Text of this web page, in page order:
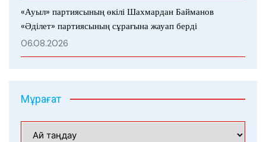
«Ауыл» партиясының өкілі Шахмардан Байманов
«Әділет» партиясының сұрағына жауап берді
06.08.2026
Мұрағат